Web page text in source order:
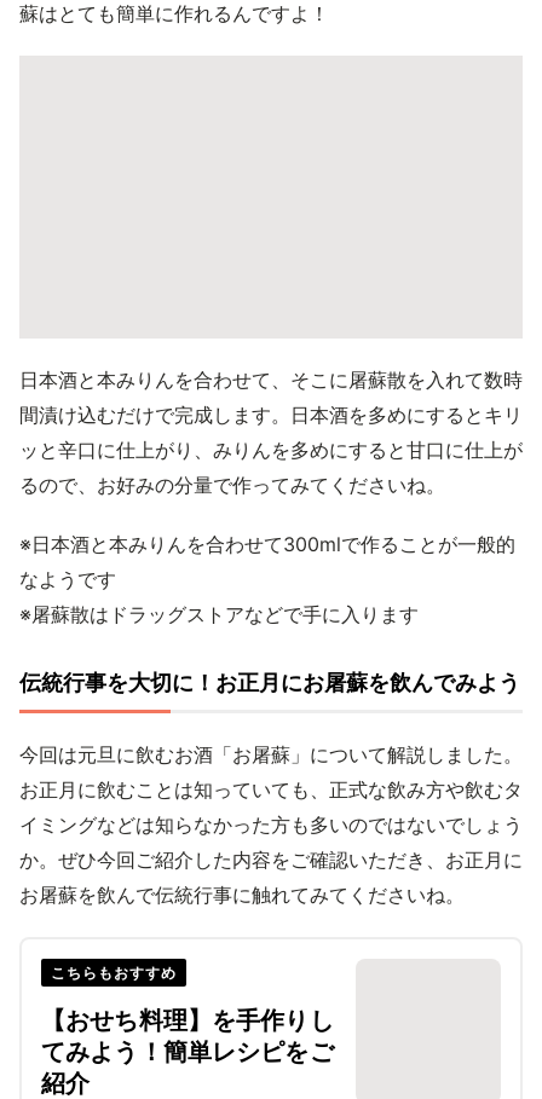
蘇はとても簡単に作れるんですよ！
日本酒と本みりんを合わせて、そこに屠蘇散を入れて数時
間漬け込むだけで完成します。日本酒を多めにするとキリ
ッと辛口に仕上がり、みりんを多めにすると甘口に仕上が
るので、お好みの分量で作ってみてくださいね。
※日本酒と本みりんを合わせて300mlで作ることが一般的
なようです
※屠蘇散はドラッグストアなどで手に入ります
伝統行事を大切に！お正月にお屠蘇を飲んでみよう
今回は元旦に飲むお酒「お屠蘇」について解説しました。
お正月に飲むことは知っていても、正式な飲み方や飲むタ
イミングなどは知らなかった方も多いのではないでしょう
か。ぜひ今回ご紹介した内容をご確認いただき、お正月に
お屠蘇を飲んで伝統行事に触れてみてくださいね。
こちらもおすすめ
【おせち料理】を手作りし
てみよう！簡単レシピをご
紹介